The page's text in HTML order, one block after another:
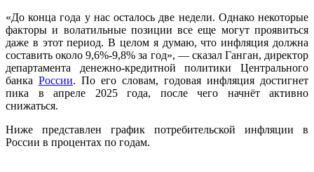
«До конца года у нас осталось две недели. Однако некоторые
факторы и волатильные позиции все еще могут проявиться
даже в этот период. В целом я думаю, что инфляция должна
составить около 9,6%-9,8% за год», — сказал Ганган, директор
департамента денежно-кредитной политики Центрального
банка России. По его словам, годовая инфляция достигнет
пика в апреле 2025 года, после чего начнёт активно
снижаться.
Ниже представлен график потребительской инфляции в
России в процентах по годам.